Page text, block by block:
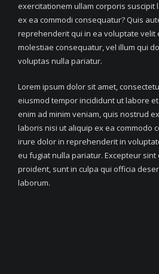
exercitationem ullam corporis suscipit
ex ea commodi consequatur? Quis
reprehenderit qui in ea voluptate velit
molestiae consequatur, vel illum qui
voluptas nulla pariatur.
Lorem ipsum dolor sit amet,
eiusmod tempor incididunt ut labore
enim ad minim veniam, quis nostrud
laboris nisi ut aliquip ex ea commodo
irure dolor in reprehenderit in
eu fugiat nulla pariatur. Excepteur
proident, sunt in culpa qui officia
laborum.